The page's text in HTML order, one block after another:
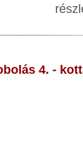
4. -